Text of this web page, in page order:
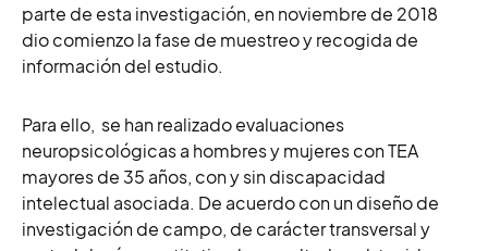
parte de esta investigación, en noviembre de 2018
dio comienzo la fase de muestreo y recogida de
información del estudio.
Para ello, se han realizado evaluaciones
neuropsicológicas a hombres y mujeres con TEA
mayores de 35 años, con y sin discapacidad
intelectual asociada. De acuerdo con un diseño de
investigación de campo, de carácter transversal y